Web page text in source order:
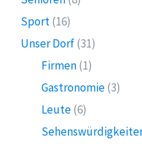
Sport(16)
Unser Dorf(31)
Firmen(1)
Gastronomie(3)
Leute(6)